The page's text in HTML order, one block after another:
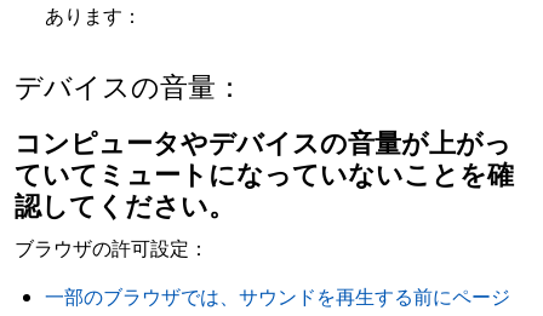
あります：
デバイスの音量：
コンピュータやデバイスの音量が上がっ
ていてミュートになっていないことを確
認してください。
ブラウザの許可設定：
一部のブラウザでは、サウンドを再生する前にページ